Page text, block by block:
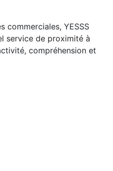
commerciales, YESSS
service de proximité à
compréhension et